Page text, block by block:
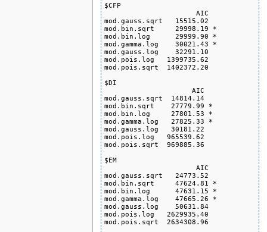
$CFP
                      AIC
mod.gauss.sqrt   15515.02
mod.bin.sqrt     29998.19 *
mod.bin.log      29999.90 *
mod.gamma.log    30021.43 *
mod.gauss.log    32291.10
mod.pois.log   1399735.62
mod.pois.sqrt  1402372.20
$DI
                     AIC
mod.gauss.sqrt  14814.14
mod.bin.sqrt    27779.99 *
mod.bin.log     27801.53 *
mod.gamma.log   27825.33 *
mod.gauss.log   30181.22
mod.pois.log   965539.62
mod.pois.sqrt  969885.36
$EM
                      AIC
mod.gauss.sqrt   24773.52
mod.bin.sqrt     47624.81 *
mod.bin.log      47631.15 *
mod.gamma.log    47665.26 *
mod.gauss.log    50631.84
mod.pois.log   2629935.40
mod.pois.sqrt  2634308.96